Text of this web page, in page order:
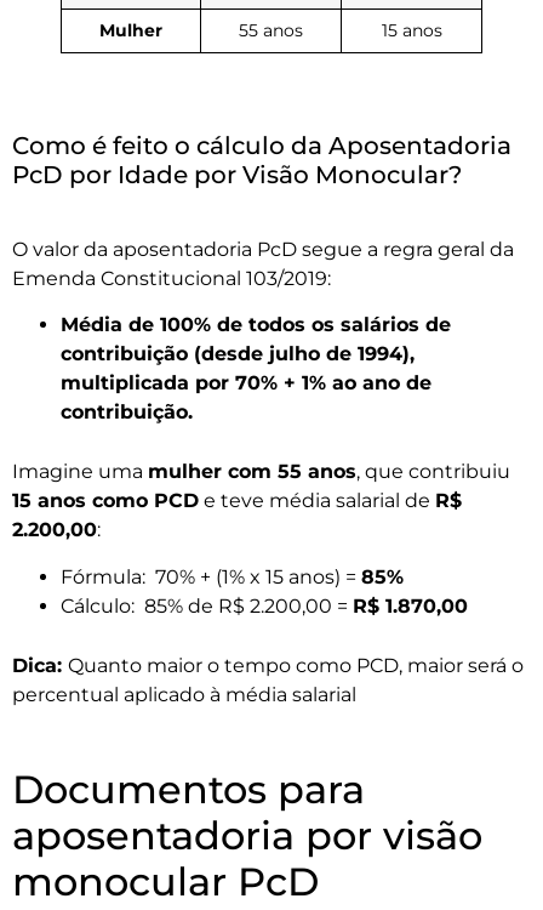
Mulher
55 anos 15 anos
Como é feito o cálculo da Aposentadoria
PcD por Idade por Visão Monocular?
O valor da aposentadoria PcD segue a regra geral da
Emenda Constitucional 103/2019:
Média de 100% de todos os salários de
contribuição (desde julho de 1994),
multiplicada por 70% + 1% ao ano de
contribuição.
Imagine uma mulher com 55 anos, que contribuiu
15 anos como PCD e teve média salarial de R$
2.200,00:
Fórmula: 70% + (1% x 15 anos) = 85%
Cálculo: 85% de R$ 2.200,00 = R$ 1.870,00
Dica: Quanto maior o tempo como PCD, maior será o
percentual aplicado à média salarial
Documentos para
aposentadoria por visão
monocular PcD